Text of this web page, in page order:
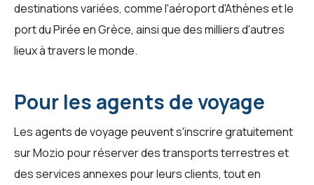
destinations variées, comme l'aéroport d'Athèneset le
port du Pirée en Grèce, ainsi que des milliers d'autres
lieux à travers le monde.
Pour les agents de voyage
Lesagents de voyage peuvent s'inscrire gratuitement
sur Mozio pour réserver des transports terrestres et
des services annexes pour leurs clients, tout en